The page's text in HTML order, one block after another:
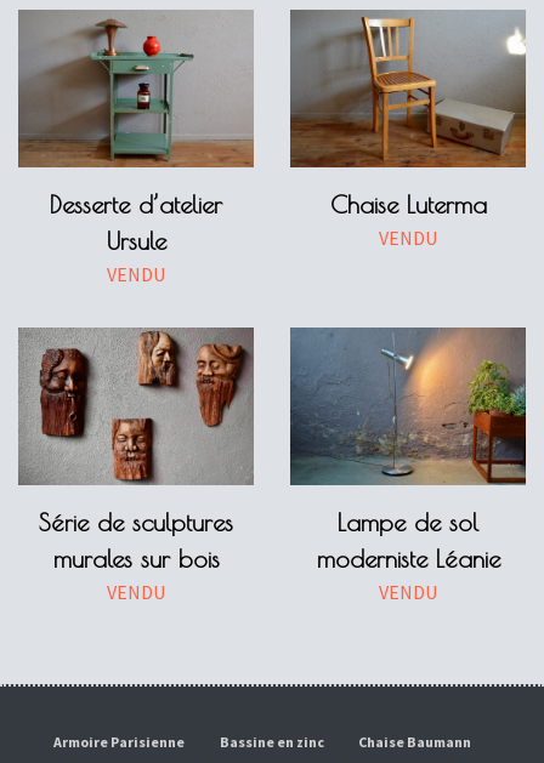
Desserte d’atelier
Ursule
VENDU
Chaise Luterma
VENDU
Série de sculptures
murales sur bois
VENDU
Lampe de sol
moderniste Léanie
VENDU
Armoire Parisienne Bassine en zinc
Chaise Baumann